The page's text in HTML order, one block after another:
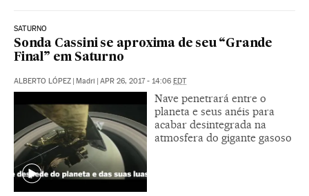
SATURNO
Sonda Cassini se aproxima de seu “Grande
Final” em Saturno
ALBERTO LÓPEZ Madri APR 26, 2017 - 14:06 EDT
Nave penetrará entre o
planeta e seus anéis para
acabar desintegrada na
atmosfera do gigante gasoso